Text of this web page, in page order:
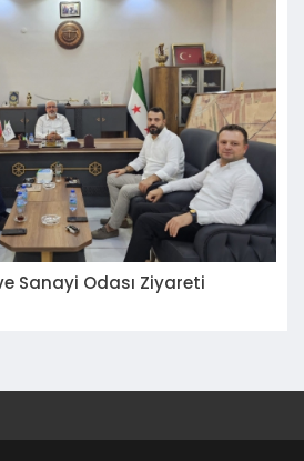
Sanayi Odası Ziyareti